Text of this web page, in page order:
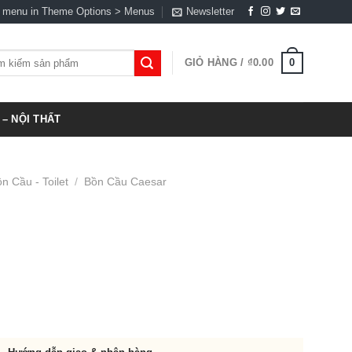
in Theme Options > Menus Newsletter
GIỎ HÀNG / ₫0.00 0
NỘI THẤT
Cầu - Toilet / Bồn Cầu Caesar